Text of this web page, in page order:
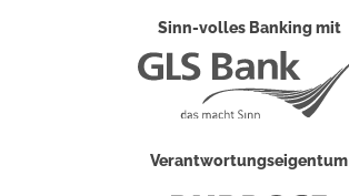
Sinn-volles Banking mit
Verantwortungseigentum